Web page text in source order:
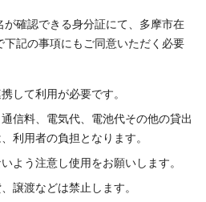
確認できる身分証にて、多摩市在
記の事項にもご同意いただく必要
して利用が必要です。
信料、電気代、電池代その他の貸出
利用者の負担となります。
よう注意し使用をお願いします。
譲渡などは禁止します。